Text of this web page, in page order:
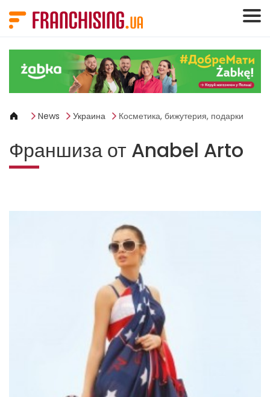
News Украина Косметика, бижутерия, подарки
Франшиза от Anabel Arto